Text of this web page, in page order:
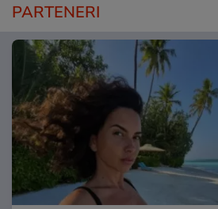
PARTENERI